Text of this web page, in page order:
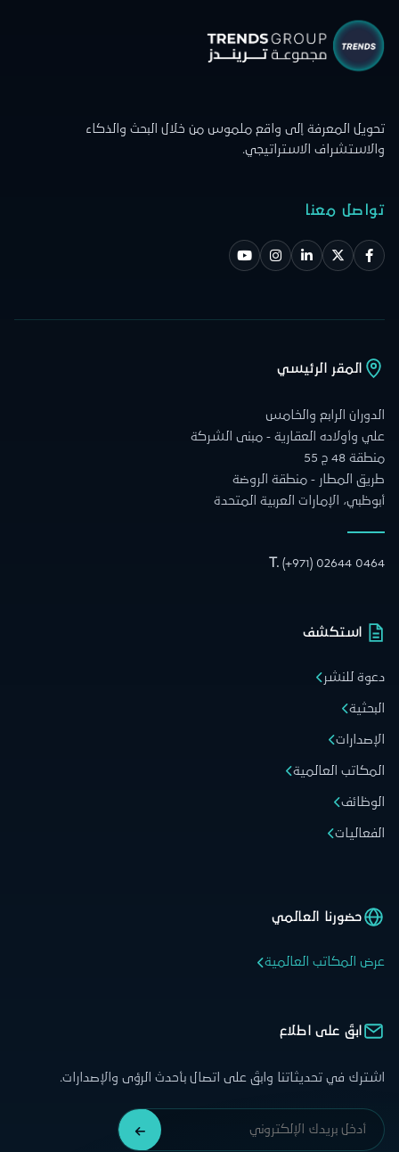
تحويل المعرفة إلى واقع ملموس من خلال البحث والذكاء
والاستشراف الاستراتيجي.
تواصل معنا
المقر الرئيسي
الدوران الرابع والخامس
علي وأولاده العقارية - مبنى الشركة
منطقة 48 ج 55
طريق المطار - منطقة الروضة
أبوظبي، الإمارات العربية المتحدة
T. (+971) 02644 0464
استكشف
دعوة للنشر
البحثية
الإصدارات
المكاتب العالمية
الوظائف
الفعاليات
حضورنا العالمي
عرض المكاتب العالمية
ابقَ على اطلاع
اشترك في تحديثاتنا وابقَ على اتصال بأحدث الرؤى والإصدارات.